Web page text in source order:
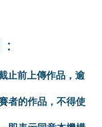
止前上傳作品，逾
者的作品，不得使